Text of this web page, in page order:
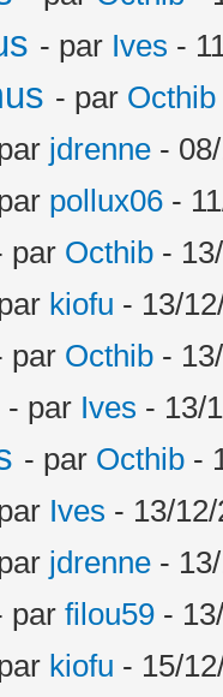
- par Ives -
- par Octhib
jdrenne -
pollux06 -
par Octhib -
kiofu - 13/
par Octhib -
- par Ives - 13/
- par Octhib -
Ives - 13/
jdrenne -
par filou59 -
kiofu - 15/